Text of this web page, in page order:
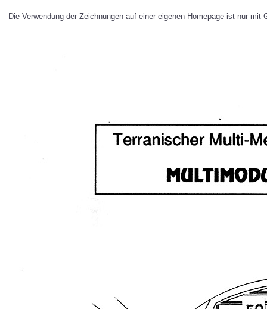
Die Verwendung der Zeichnungen auf einer eigenen Homepage ist nur